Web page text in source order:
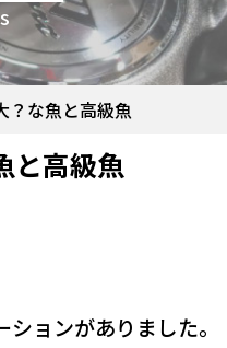
？な魚と高級魚
と高級魚
ョンがありました。